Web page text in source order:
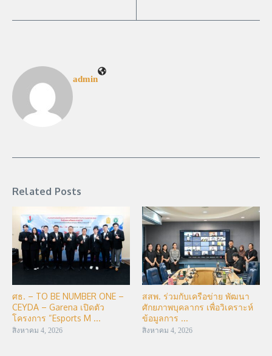
admin
Related Posts
ศธ. – TO BE NUMBER ONE –
CEYDA – Garena เปิดตัว
โครงการ “Esports M ...
สิงหาคม 4, 2026
สสพ. ร่วมกับเครือข่าย พัฒนา
ศักยภาพบุคลากร เพื่อวิเคราะห์
ข้อมูลการ ...
สิงหาคม 4, 2026